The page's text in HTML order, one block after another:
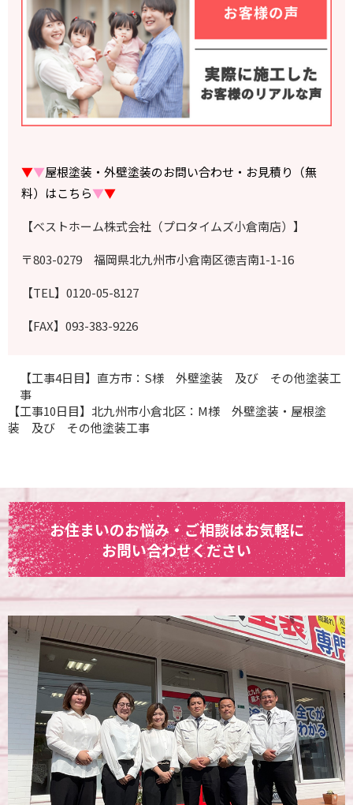
▼▼屋根塗装・外壁塗装のお問い合わせ・お見積り（無
料）はこちら▼▼
【ベストホーム株式会社（プロタイムズ小倉南店）】
〒803-0279 福岡県北九州市小倉南区徳吉南1-1-16
【TEL】0120-05-8127
【FAX】093-383-9226
【工事4日目】直方市：S様 外壁塗装 及び その他塗装工
事
【工事10日目】北九州市小倉北区：M様 外壁塗装・屋根塗
装 及び その他塗装工事
お住まいのお悩み・ご相談はお気軽に
お問い合わせください